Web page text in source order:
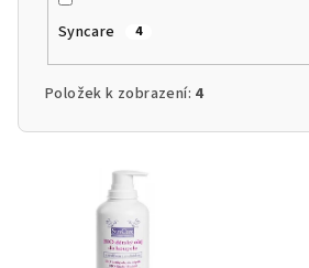
Syncare 4
Položek k zobrazení: 4